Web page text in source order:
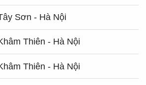
Sơn - Hà Nội
Thiên - Hà Nội
Thiên - Hà Nội